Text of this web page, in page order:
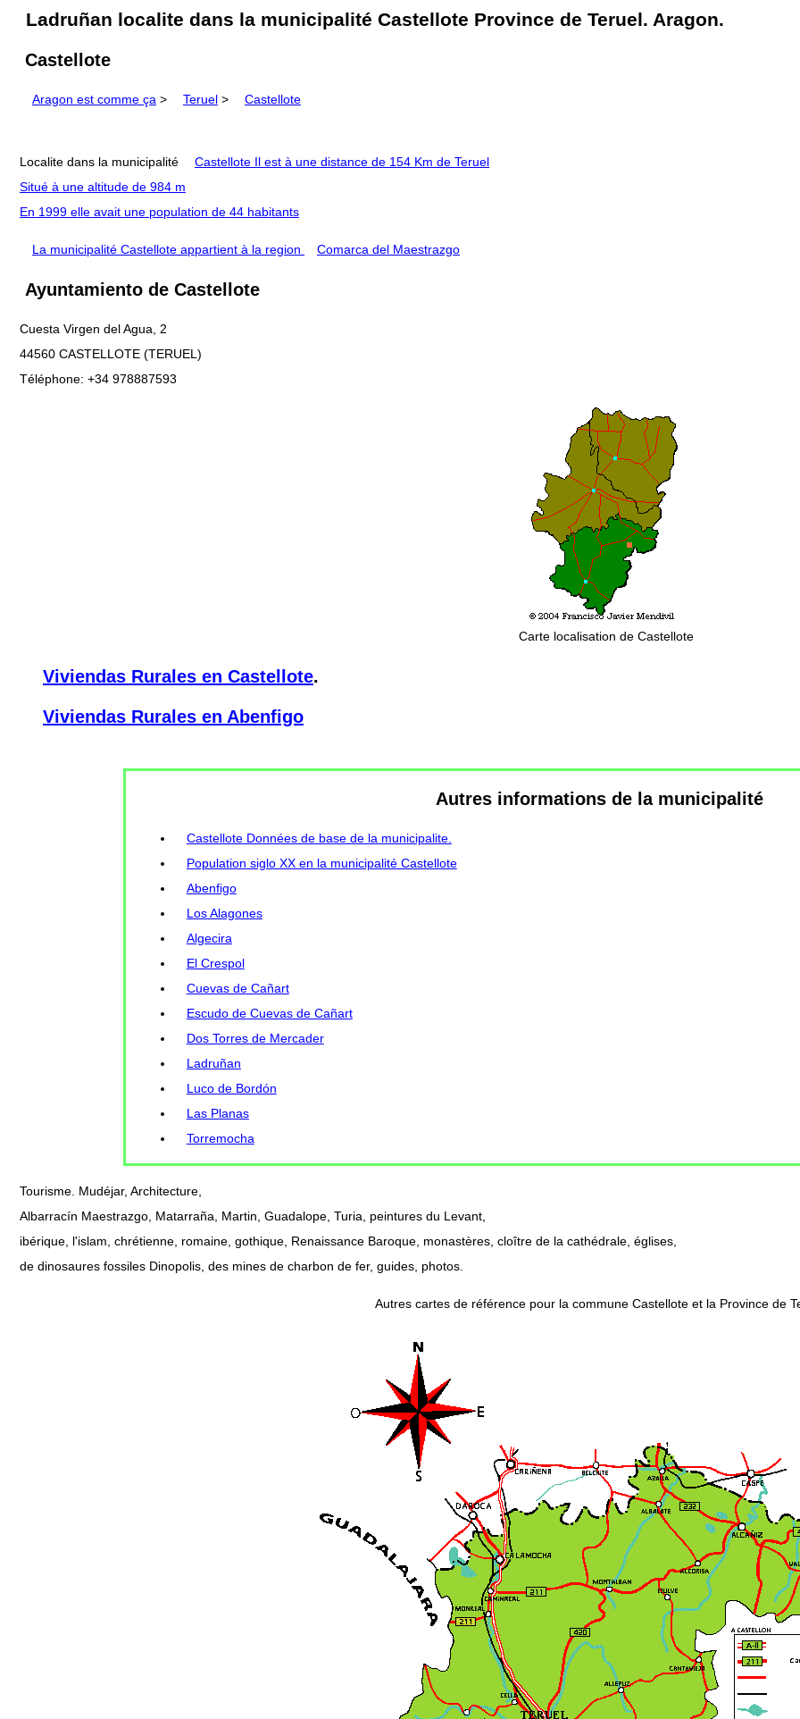
Ladruñan localite dans la municipalité Castellote Province de Teruel. Aragon.
Castellote
Aragon est comme ça > Teruel > Castellote
Localite dans la municipalité
Castellote Il est à une distance de 154 Km de Teruel
Situé à une altitude de 984 m
En 1999 elle avait une population de 44 habitants
La municipalité Castellote appartient à la region Comarca del Maestrazgo
Ayuntamiento de Castellote
Cuesta Virgen del Agua, 2
44560 CASTELLOTE (TERUEL)
Téléphone: +34 978887593
Carte localisation de Castellote
Viviendas Rurales en Castellote.
Viviendas Rurales en Abenfigo
Autres informations de la municipalité
Castellote Données de base de la municipalite.
Population siglo XX en la municipalité Castellote
Abenfigo
Los Alagones
Algecira
El Crespol
Cuevas de Cañart
Escudo de Cuevas de Cañart
Dos Torres de Mercader
Ladruñan
Luco de Bordón
Las Planas
Torremocha
Tourisme. Mudéjar, Architecture,
Albarracín Maestrazgo, Matarraña, Martin, Guadalope, Turia, peintures du Levant,
ibérique, l'islam, chrétienne, romaine, gothique, Renaissance Baroque, monastères, cloître de la cathédrale, églises,
de dinosaures fossiles Dinopolis, des mines de charbon de fer, guides, photos.
Autres cartes de référence pour la commune Castellote et la Province de